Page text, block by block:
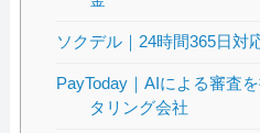
ソクデル｜24時間365日対
PayToday｜AIによる審査
タリング会社